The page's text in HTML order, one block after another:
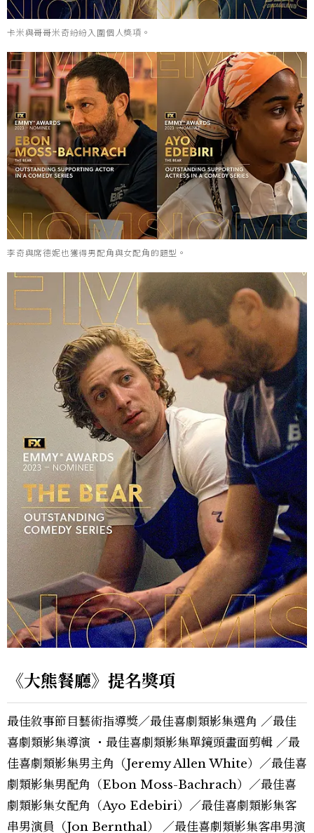
卡米與哥哥米奇紛紛入圍個人獎項。
李奇與席德妮也獲得男配角與女配角的題型。
《大熊餐廳》提名獎項
最佳敘事節目藝術指導獎／最佳喜劇類影集選角 ／最佳
喜劇類影集導演 ・最佳喜劇類影集單鏡頭畫面剪輯 ／最
佳喜劇類影集男主角（Jeremy Allen White）／最佳喜
劇類影集男配角（Ebon Moss-Bachrach）／最佳喜
劇類影集女配角（Ayo Edebiri）／最佳喜劇類影集客
串男演員（Jon Bernthal） ／最佳喜劇類影集客串男演